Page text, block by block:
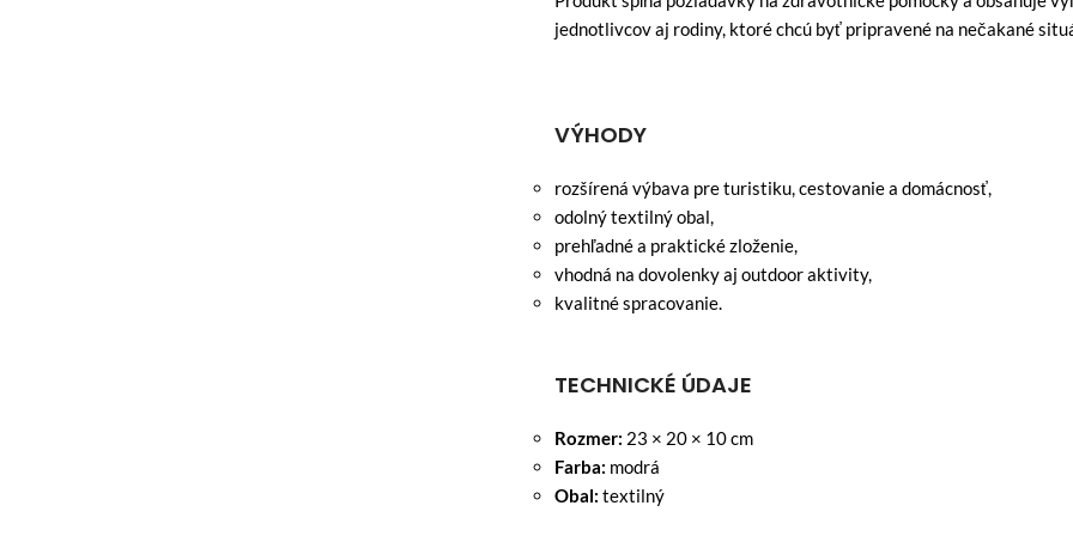
jednotlivcov aj rodiny, ktoré chcú byť pripravené na nečakané
VÝHODY
rozšírená výbava pre turistiku, cestovanie a domácnosť,
odolný textilný obal,
prehľadné a praktické zloženie,
vhodná na dovolenky aj outdoor aktivity,
kvalitné spracovanie.
TECHNICKÉ ÚDAJE
Rozmer: 23 × 20 × 10 cm
Farba: modrá
Obal: textilný